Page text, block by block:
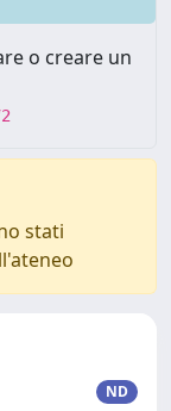
o creare un
stati
ND